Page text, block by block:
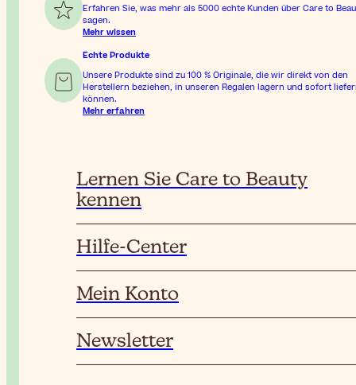
Erfahren Sie, was mehr als 5000 echte Kunden über Care to
sagen.
Mehr wissen
Echte Produkte
Unsere Produkte sind zu 100 % Originale, die wir direkt von den
Herstellern beziehen, in unseren Regalen lagern und sofort
können.
Mehr erfahren
Lernen Sie Care to Beauty
kennen
Hilfe-Center
Mein Konto
Newsletter